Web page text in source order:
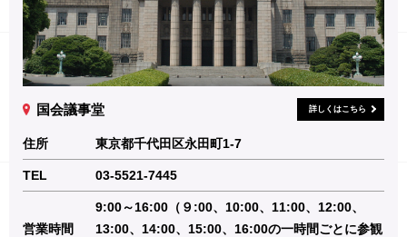
国会議事堂 詳しくはこちら
住所 東京都千代田区永田町1-7
TEL 03-5521-7445
営業時間
9:00～16:00（９:00、10:00、11:00、12:00、
13:00、14:00、15:00、16:00の一時間ごとに参観